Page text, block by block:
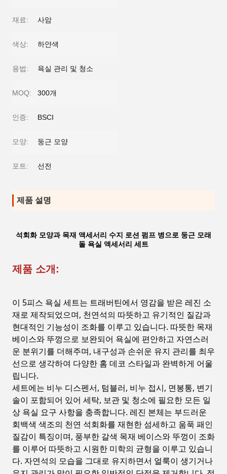
재료: 사암
색상: 하얀색
용법: 욕실 관리 및 청소
MOQ: 300개
인증: BSCI
모양: 둥근 모양
포트: 선전
제품 설명
석회화 모양과 목재 액세서리 수지 로션 펌프 병으로 둥근 모래
돌 욕실 액세서리 세트
제품 소개:
이 5피스 욕실 세트는 트래버틴에서 영감을 받은 레진 소
재로 제작되었으며, 천연석의 따뜻하고 유기적인 질감과
현대적인 기능성이 조화를 이루고 있습니다. 따뜻한 목재
베이스와 뚜껑으로 보완되어 욕실에 편안하고 자연스러
운 분위기를 더해주며, 내구성과 손쉬운 유지 관리를 최우
선으로 생각하여 다양한 홈 데코 스타일과 완벽하게 어울
립니다.
세트에는 비누 디스펜서, 텀블러, 비누 접시, 면봉통, 변기
솔이 포함되어 있어 세탁, 보관 및 청소에 필요한 모든 일
상 욕실 요구 사항을 충족합니다. 레진 본체는 부드러운
회백색 색조의 천연 석회화를 재현한 섬세하고 움푹 패인
질감이 특징이며, 풍부한 갈색 목재 베이스와 뚜껑이 조화
를 이루어 따뜻하고 시원한 미학의 균형을 이루고 있습니
다. 자연석의 모습을 그대로 유지하면서 얼룩이 생기거나